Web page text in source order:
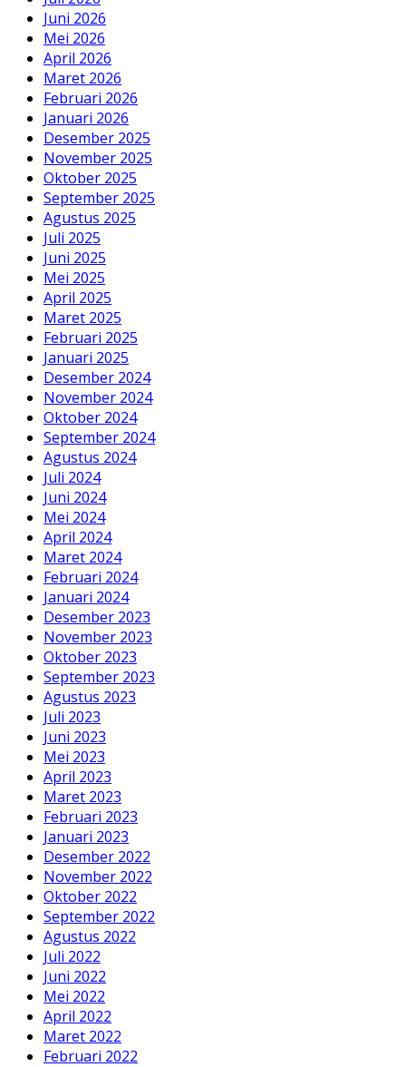
Juni 2026
Mei 2026
April 2026
Maret 2026
Februari 2026
Januari 2026
Desember 2025
November 2025
Oktober 2025
September 2025
Agustus 2025
Juli 2025
Juni 2025
Mei 2025
April 2025
Maret 2025
Februari 2025
Januari 2025
Desember 2024
November 2024
Oktober 2024
September 2024
Agustus 2024
Juli 2024
Juni 2024
Mei 2024
April 2024
Maret 2024
Februari 2024
Januari 2024
Desember 2023
November 2023
Oktober 2023
September 2023
Agustus 2023
Juli 2023
Juni 2023
Mei 2023
April 2023
Maret 2023
Februari 2023
Januari 2023
Desember 2022
November 2022
Oktober 2022
September 2022
Agustus 2022
Juli 2022
Juni 2022
Mei 2022
April 2022
Maret 2022
Februari 2022